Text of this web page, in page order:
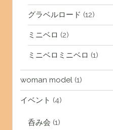
グラベルロード (12)
ミニベロ (2)
ミニベロミニベロ (1)
woman model(1)
イベント (4)
呑み会 (1)